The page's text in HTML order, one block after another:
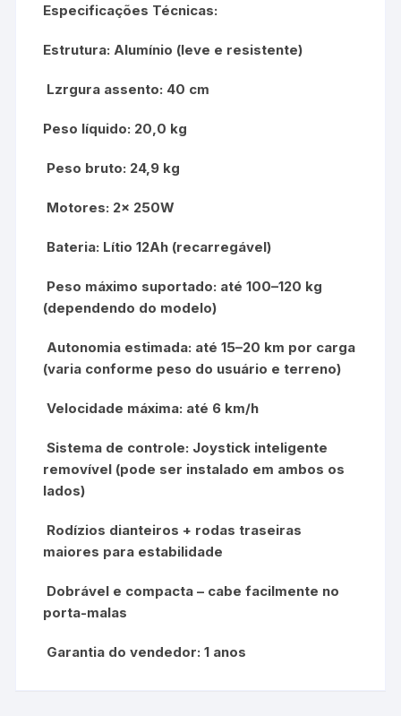
Especificações Técnicas:
Estrutura: Alumínio (leve e resistente)
Lzrgura assento: 40 cm
Peso líquido: 20,0 kg
Peso bruto: 24,9 kg
Motores: 2x 250W
Bateria: Lítio 12Ah (recarregável)
Peso máximo suportado: até 100–120 kg
(dependendo do modelo)
Autonomia estimada: até 15–20 km por carga
(varia conforme peso do usuário e terreno)
Velocidade máxima: até 6 km/h
Sistema de controle: Joystick inteligente
removível (pode ser instalado em ambos os
lados)
Rodízios dianteiros + rodas traseiras
maiores para estabilidade
Dobrável e compacta – cabe facilmente no
porta-malas
Garantia do vendedor: 1 anos